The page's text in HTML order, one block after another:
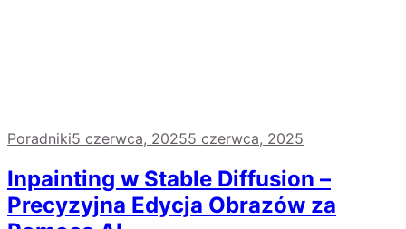
Poradniki5 czerwca, 20255 czerwca, 2025
Inpainting w Stable Diffusion –
Precyzyjna Edycja Obrazów za